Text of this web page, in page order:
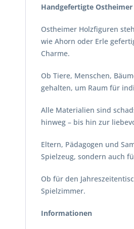
Handgefertigte
Ostheimer Holzfiguren
wie Ahorn oder Erle
Charme.
Ob Tiere, Menschen,
gehalten, um Raum für
Alle Materialien sind
hinweg – bis hin zur
Eltern, Pädagogen und
Spielzeug, sondern auch
Ob für den
Spielzimmer.
Informationen